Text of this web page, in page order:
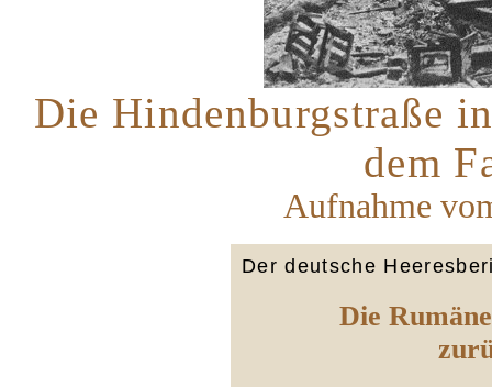
Die Hindenburgstraße
dem
Aufnahme
Der deutsche
Die